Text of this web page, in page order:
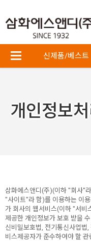
신제품/베스트
개인정보
삼화에스앤디(주)(이하 "회사"
"사이트"라 함)를 이용하는 이
가 회사의 웹서비스(이하 "서비
제공한 개인정보가 보호 받을
신비밀보호법, 전기통신사업법
비스제공자가 준수하여야 할